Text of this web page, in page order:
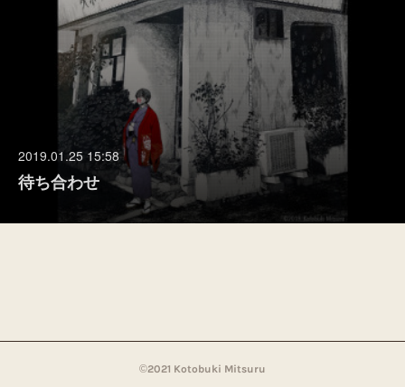
2019.01.25 15:58
待ち合わせ
©︎2021 Kotobuki Mitsuru